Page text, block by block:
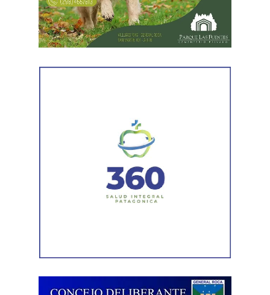
empresarial.También registró vehículos a su nombre.
Luego llegaron los datos de la Municipalidad de
habilitación comercial vigente para un establecimiento
La Agencia de Recaudación y Control Aduanero sumó
más piezas. Según la sentencia,
el progenitor aparecía
registrado como socio, gerente o administrador en
distintas firmas. A esa información se agregó un
ni qué parte correspondía al progenitor.